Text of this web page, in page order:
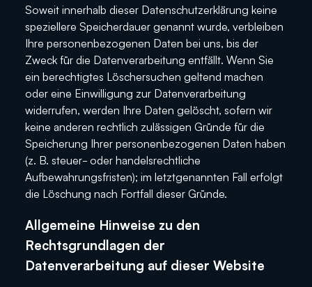
Soweit innerhalb dieser Datenschutzerklärung keine
speziellere Speicherdauer genannt wurde, verbleiben
Ihre personenbezogenen Daten bei uns, bis der
Zweck für die Datenverarbeitung entfällt. Wenn Sie
ein berechtigtes Löschersuchen geltend machen
oder eine Einwilligung zur Datenverarbeitung
widerrufen, werden Ihre Daten gelöscht, sofern wir
keine anderen rechtlich zulässigen Gründe für die
Speicherung Ihrer personenbezogenen Daten haben
(z. B. steuer- oder handelsrechtliche
Aufbewahrungsfristen); im letztgenannten Fall erfolgt
die Löschung nach Fortfall dieser Gründe.
Allgemeine Hinweise zu den
Rechtsgrundlagen der
Datenverarbeitung auf dieser Website